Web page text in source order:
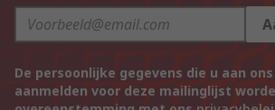
De persoonlijke gegevens die u aan
aanmelden voor deze mailinglijst